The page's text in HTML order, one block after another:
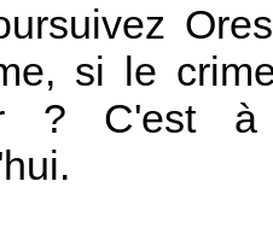
si le
? C'est